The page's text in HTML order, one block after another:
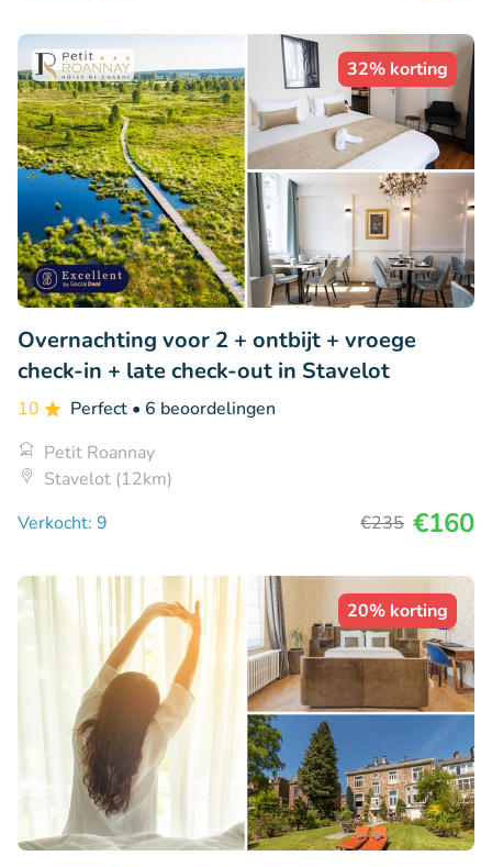
32% korting
Overnachting voor 2 + ontbijt + vroege
check-in + late check-out in Stavelot
10 Perfect • 6 beoordelingen
Petit Roannay
Stavelot (12km)
Verkocht: 9
€235 €160
20% korting